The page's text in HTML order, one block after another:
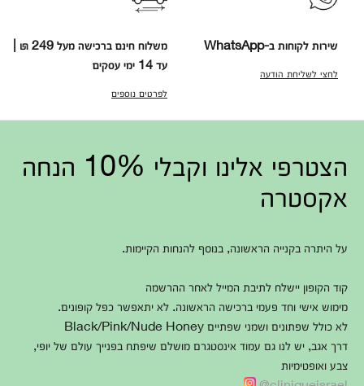
שירות לקוחות ב-WhatsApp
לחצי לשליחת הודעה
משלוח חינם ברכישה מעל 249 ₪ |
עד 14 ימי עסקים
לפרטים נוספים
הצטרפי אלינו וקבלי 10% הנחה
אקסטרה
על היתרה בקנייה הראשונה, בנוסף להנחות הקיימות.
קוד הקופון יישלח לתיבת המייל לאחר ההרשמה
מימוש אישי וחד פעמי ברכישה הראשונה. לא יתאפשר כפל קופונים.
לא כולל שפתונים ושמני שפתיים Black/Pink/Nude Honey
דרך אגב, יש לנו גם עמוד אינסטגרם מושלם שיפתח בפנייך עולם של יופי,
צבע ואופטימיות